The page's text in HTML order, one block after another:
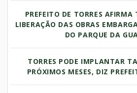
PREFEITO DE TORRES
LIBERAÇÃO DAS OBRAS
DO PARQUE DA
TORRES PODE IMPLANTAR
PRÓXIMOS MESES, DIZ